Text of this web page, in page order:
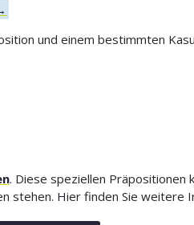
und einem bestimmten
. Diese speziellen Präpositionen
stehen. Hier finden Sie weitere